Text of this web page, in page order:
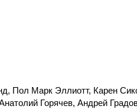
Пол Марк Эллиотт, Карен
Горячев, Андрей